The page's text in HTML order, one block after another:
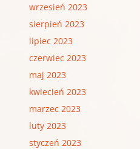
wrzesień 2023
sierpień 2023
lipiec 2023
czerwiec 2023
maj 2023
kwiecień 2023
marzec 2023
luty 2023
styczeń 2023